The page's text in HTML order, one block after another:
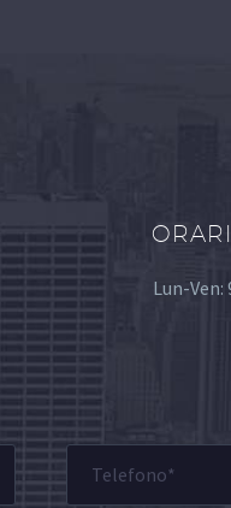
Lun-Ven: